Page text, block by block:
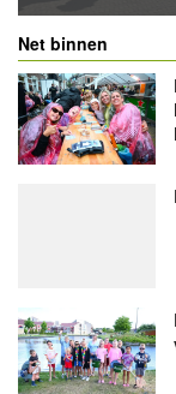
Net binnen